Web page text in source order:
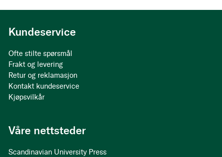
Kundeservice
Ofte stilte spørsmål
Frakt og levering
Retur og reklamasjon
Kontakt kundeservice
Kjøpsvilkår
Våre nettsteder
Scandinavian University Press